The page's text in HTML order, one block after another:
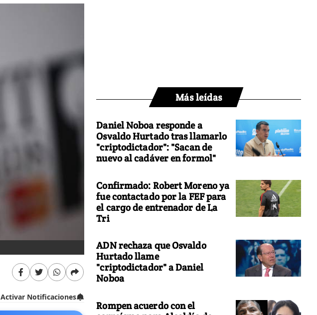
Activar Notificaciones
Más leídas
Daniel Noboa responde a
Osvaldo Hurtado tras llamarlo
"criptodictador": "Sacan de
nuevo al cadáver en formol"
Confirmado: Robert Moreno ya
fue contactado por la FEF para
el cargo de entrenador de La
Tri
ADN rechaza que Osvaldo
Hurtado llame
"criptodictador" a Daniel
Noboa
Rompen acuerdo con el